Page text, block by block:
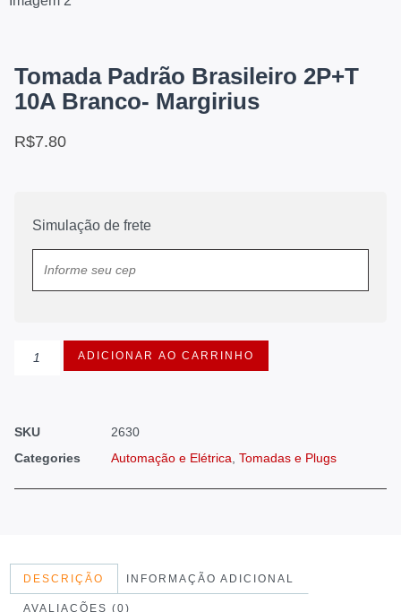
Tomada Padrão Brasileiro 2P+T
10A Branco- Margirius
R$7.80
Simulação de frete
ADICIONAR AO CARRINHO
SKU
2630
Categories
Automação e Elétrica, Tomadas e Plugs
DESCRIÇÃO INFORMAÇÃO ADICIONAL
AVALIAÇÕES (0)